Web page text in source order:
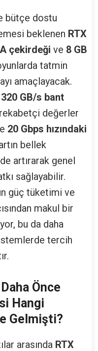
bütçe dostu
beklenen RTX
çekirdeği ve 8 GB
tatmin
amaçlayacak.
320 GB/s bant
değerler
20 Gbps hızındaki
bellek
artırarak genel
sağlayabilir.
güç tüketimi ve
makul bir
bu da daha
tercih
Önce
Hangi
Gelmişti?
arasında RTX